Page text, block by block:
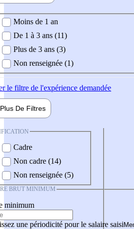
demandée
Moins de 1 an
De 1 à 3 ans (11)
Plus de 3 ans (3)
Non renseignée (1)
le filtre de l'expérience demandée
Plus De Filtres
Cadre
Non cadre (14)
Non renseignée (5)
BRUT MINIMUM
minimum
une périodicité pour le salaire saisi